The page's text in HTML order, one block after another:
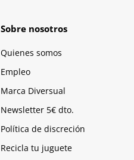
Sobre nosotros
Quienes somos
Empleo
Marca Diversual
Newsletter 5€ dto.
Política de discreción
Recicla tu juguete